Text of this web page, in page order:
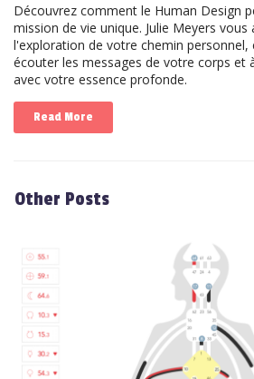
Découvrez comment le Human Design
mission de vie unique. Julie Meyers vous
l'exploration de votre chemin personnel,
écouter les messages de votre corps et
avec votre essence profonde.
Read More
Other Posts